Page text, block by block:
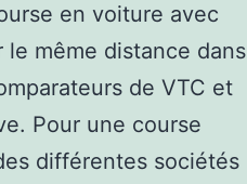
en voiture avec
même distance dans
de VTC et
Pour une course
différentes sociétés